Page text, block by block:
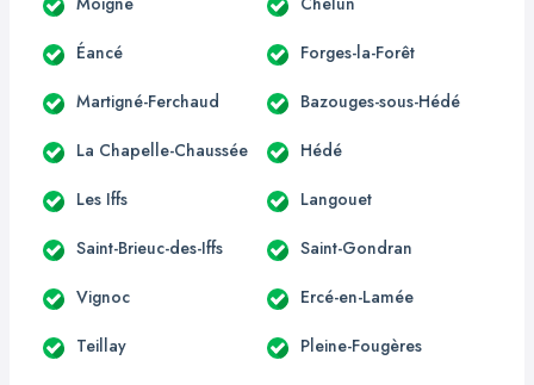
Éancé Forges-la-Forêt
Martigné-Ferchaud Bazouges-sous-Hédé
La Chapelle-Chaussée Hédé
Les Iffs Langouet
Saint-Brieuc-des-Iffs Saint-Gondran
Vignoc Ercé-en-Lamée
Teillay Pleine-Fougères